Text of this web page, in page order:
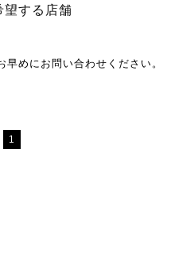
する店舗
めにお問い合わせください。
1